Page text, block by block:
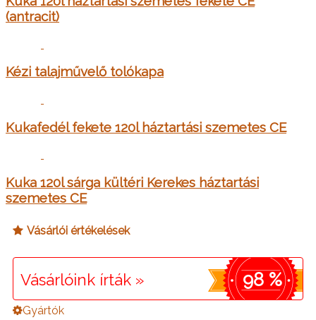
(antracit)
Kézi talajművelő tolókapa
Kukafedél fekete 120l háztartási szemetes CE
Kuka 120l sárga kültéri Kerekes háztartási
szemetes CE
Vásárlói értékelések
Vásárlóink írták » 98 %
Gyártók